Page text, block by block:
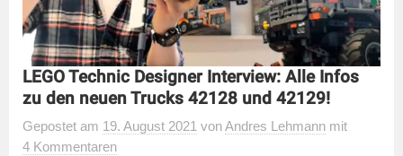
LEGO Technic Designer Interview: Alle Infos
zu den neuen Trucks 42128 und 42129!
Gepostet am 19. August 2021 vonAndres Lehmann mit
4 Kommentaren